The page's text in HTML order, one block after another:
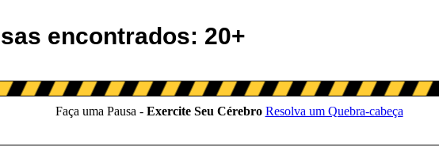
encontrados: 20+